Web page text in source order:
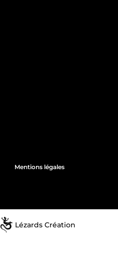
Mentions légales
Lézards Création